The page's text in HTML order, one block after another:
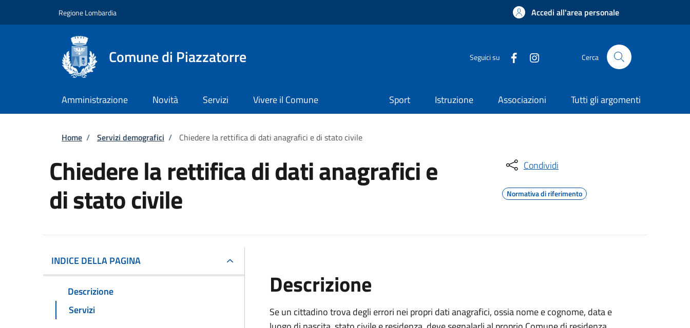
Regione Lombardia Accedi all'area personale
Comune di Piazzatorre Seguici su Cerca
Amministrazione Novità Servizi Vivere il Comune Sport Istruzione Associazioni Tutti gli argomenti
Briciole di pane
Home / Servizi demografici / Chiedere la rettifica di dati anagrafici e di stato civile
Chiedere la rettifica di dati anagrafici e
di stato civile
Condividi
Normativa di riferimento
INDICE DELLA PAGINA
Descrizione
Servizi
Descrizione
Se un cittadino trova degli errori nei propri dati anagrafici, ossia nome e cognome, data e